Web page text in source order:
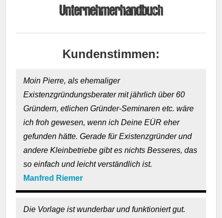
Kundenstimmen:
Moin Pierre, als ehemaliger
Existenzgründungsberater mit jährlich über 60
Gründern, etlichen Gründer-Seminaren etc. wäre
ich froh gewesen, wenn ich Deine EÜR eher
gefunden hätte. Gerade für Existenzgründer und
andere Kleinbetriebe gibt es nichts Besseres, das
so einfach und leicht verständlich ist.
Manfred Riemer
Die Vorlage ist wunderbar und funktioniert gut.